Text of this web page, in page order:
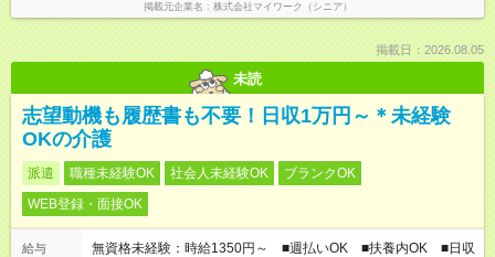
掲載元企業名 株式会社マイワーク（シニア）
掲載日：2026.08.05
未読
志望動機も履歴書も不要！日収1万円～＊未経験
OKの介護
派遣 職種未経験OK 社会人未経験OK
ブランクOK
WEB登録・面接OK
給与
無資格未経験：時給1350円～ ■週払いOK ■扶養内OK ■日収